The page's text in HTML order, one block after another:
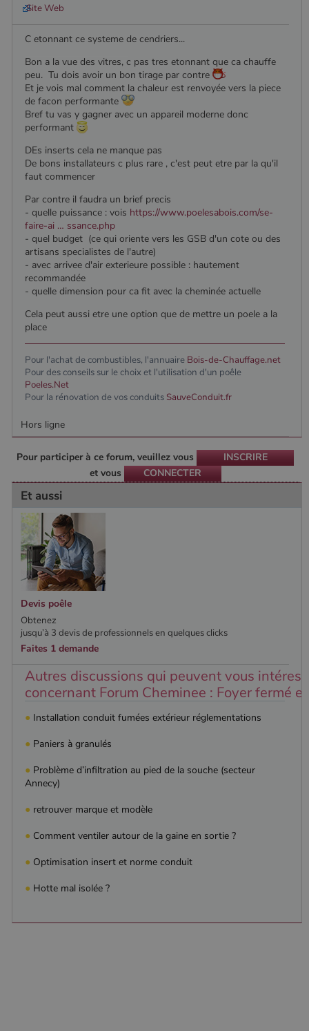
Site Web
C etonnant ce systeme de cendriers...
Bon a la vue des vitres, c pas tres etonnant que ca chauffe
peu. Tu dois avoir un bon tirage par contre
Et je vois mal comment la chaleur est renvoyée vers la piece
de facon performante
Bref tu vas y gagner avec un appareil moderne donc
performant
DEs inserts cela ne manque pas
De bons installateurs c plus rare , c'est peut etre par la qu'il
faut commencer
Par contre il faudra un brief precis
- quelle puissance : vois https://www.poelesabois.com/se-
faire-ai … ssance.php
- quel budget (ce qui oriente vers les GSB d'un cote ou des
artisans specialistes de l'autre)
- avec arrivee d'air exterieure possible : hautement
recommandée
- quelle dimension pour ca fit avec la cheminée actuelle
Cela peut aussi etre une option que de mettre un poele a la
place
Pour l'achat de combustibles, l'annuaire Bois-de-Chauffage.net
Pour des conseils sur le choix et l'utilisation d'un poêle
Poeles.Net
Pour la rénovation de vos conduits SauveConduit.fr
Hors ligne
Pour participer à ce forum, veuillez vous
INSCRIRE
et vous
CONNECTER
Et aussi
Devis poêle
Obtenez
jusqu’à 3 devis de professionnels en quelques clicks
Faites 1 demande
Autres discussions qui peuvent vous
concernant Forum Cheminee : Foyer fermé
● Installation conduit fumées extérieur réglementations
● Paniers à granulés
● Problème d’infiltration au pied de la souche (secteur
Annecy)
● retrouver marque et modèle
● Comment ventiler autour de la gaine en sortie ?
● Optimisation insert et norme conduit
● Hotte mal isolée ?